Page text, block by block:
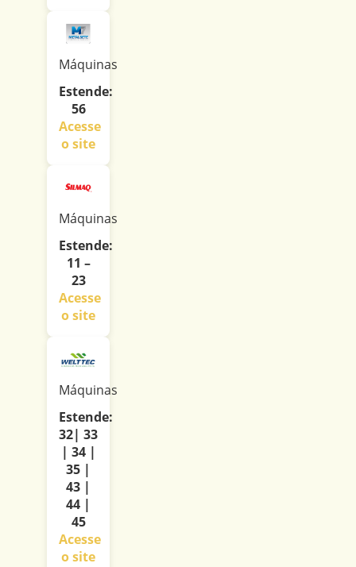
Máquinas
Estende:
56
Acesse
o site
Máquinas
Estende:
11 –
23
Acesse
o site
Máquinas
Estende:
32| 33
| 34 |
35 |
43 |
44 |
45
Acesse
o site